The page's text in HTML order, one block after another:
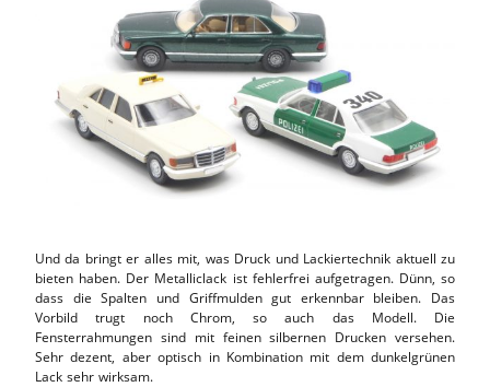
Und da bringt er alles mit, was Druck und Lackiertechnik aktuell zu
bieten haben. Der Metalliclack ist fehlerfrei aufgetragen. Dünn, so
dass die Spalten und Griffmulden gut erkennbar bleiben. Das
Vorbild trugt noch Chrom, so auch das Modell. Die
Fensterrahmungen sind mit feinen silbernen Drucken versehen.
Sehr dezent, aber optisch in Kombination mit dem dunkelgrünen
Lack sehr wirksam.